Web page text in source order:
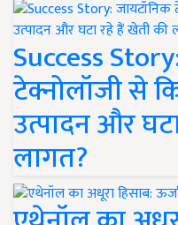
Success
टेक्नोलॉजी से
उत्पादन और
लागत?